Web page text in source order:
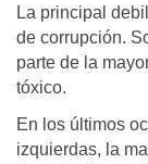
La principal
de corrupción.
parte de la
tóxico.
En los últimos
izquierdas, la